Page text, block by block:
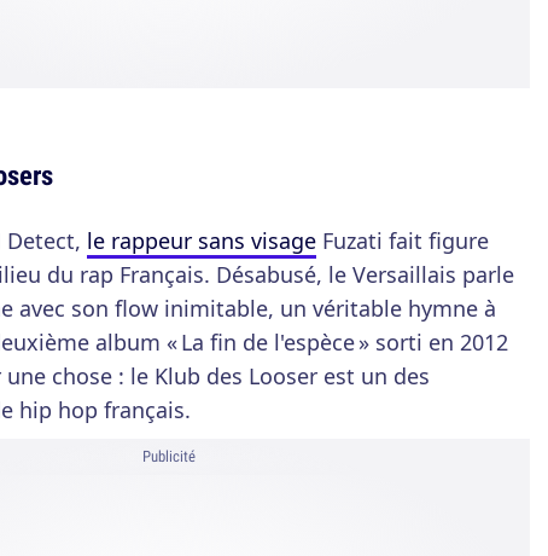
Detect, le rappeur sans visage Fuzati fait figure
du rap Français. Désabusé, le Versaillais parle
avec son flow inimitable, un véritable hymne à
album « La fin de l'espèce » sorti en 2012
chose : le Klub des Looser est un des
hip hop français.
Publicité